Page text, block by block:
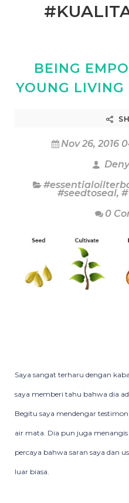
BEING
YOUNG LIVING
Nov 26, 2016
#seedtoseal,
0
Saya sangat terharu dengan
saya memberi tahu bahwa dia
Begitu saya mendengar
air mata. Dia pun juga
percaya bahwa saran saya dan
luar biasa.